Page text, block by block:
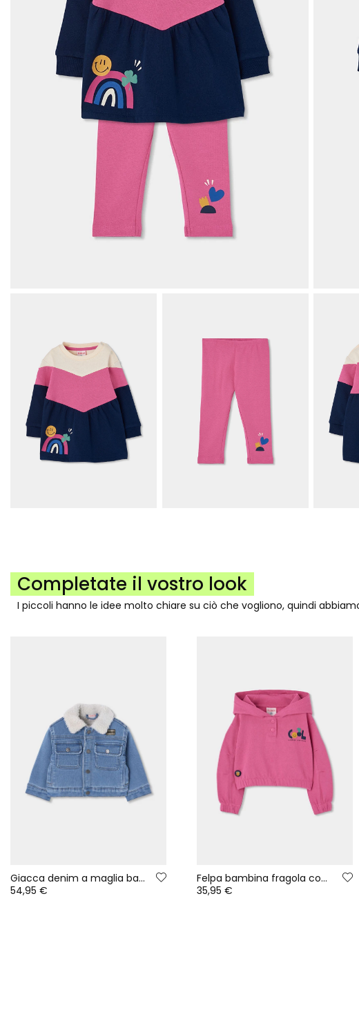
Completate il vostro look
I piccoli hanno le idee molto chiare su ciò che vogliono, quindi
Giacca denim a maglia bambino blu con collo in spugna
54,95 €
Felpa bambina fragola con cappuccio stampato
35,95 €